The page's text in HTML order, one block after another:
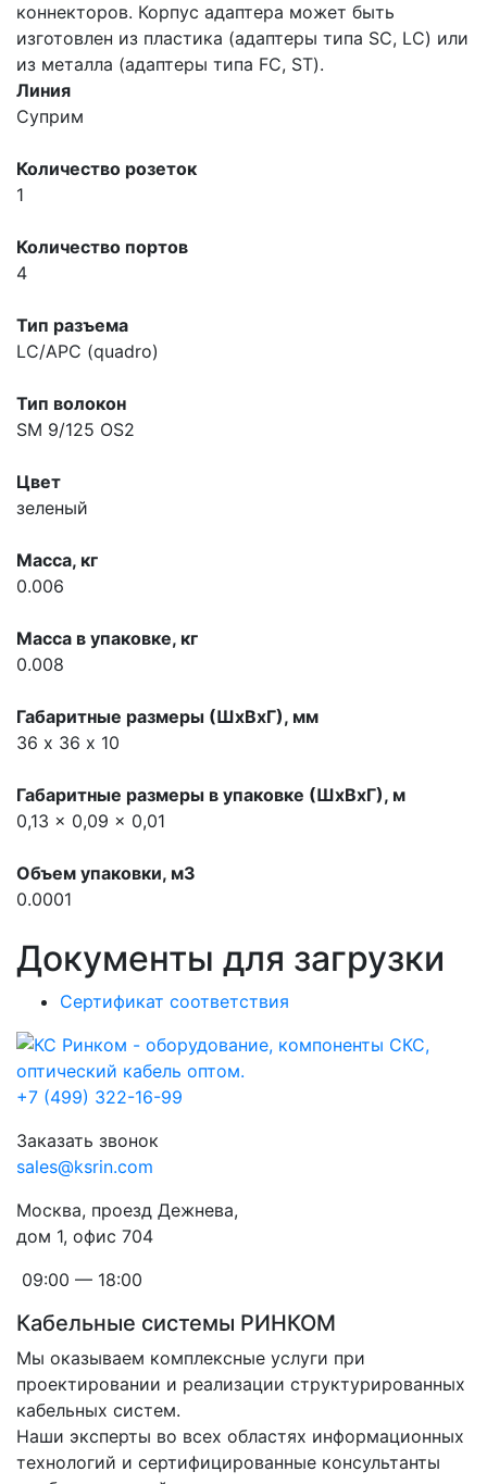
коннекторов. Корпус адаптера может быть
изготовлен из пластика (адаптеры типа SC, LC) или
из металла (адаптеры типа FC, ST).
Линия
Суприм
Количество розеток
1
Количество портов
4
Тип разъема
LC/APC (quadro)
Тип волокон
SM 9/125 OS2
Цвет
зеленый
Масса, кг
0.006
Масса в упаковке, кг
0.008
Габаритные размеры (ШхВхГ), мм
36 х 36 х 10
Габаритные размеры в упаковке (ШхВхГ), м
0,13 x 0,09 x 0,01
Объем упаковки, м3
0.0001
Документы для загрузки
Сертификат соответствия
+7 (499) 322-16-99
Заказать звонок
sales@ksrin.com
Москва, проезд Дежнева,
дом 1, офис 704
09:00 — 18:00
Кабельные системы РИНКОМ
Мы оказываем комплексные услуги при
проектировании и реализации структурированных
кабельных систем.
Наши эксперты во всех областях информационных
технологий и сертифицированные консультанты